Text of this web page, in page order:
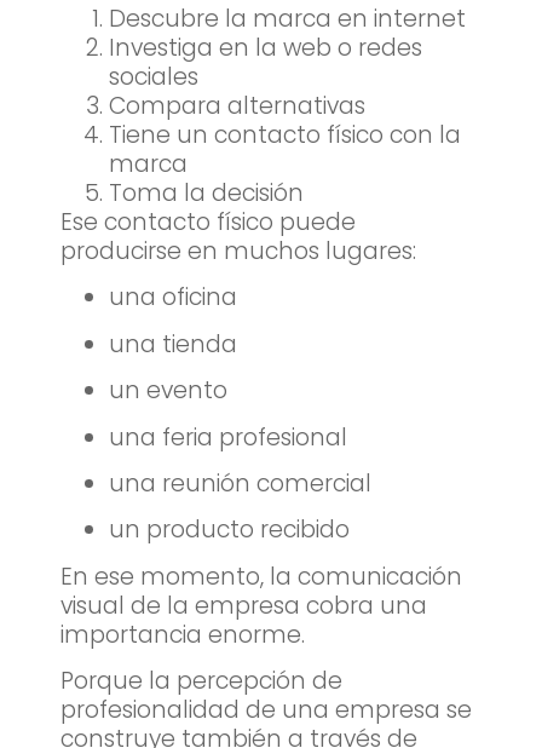
Descubre la marca en internet
Investiga en la web o redes
sociales
Compara alternativas
Tiene un contacto físico con la
marca
Toma la decisión
Ese contacto físico puede
producirse en muchos lugares:
una oficina
una tienda
un evento
una feria profesional
una reunión comercial
un producto recibido
En ese momento, la comunicación
visual de la empresa cobra una
importancia enorme.
Porque la percepción de
profesionalidad de una empresa se
construye también a través de